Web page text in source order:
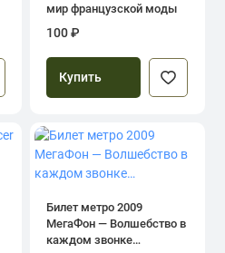
мир французской моды
100 ₽
Купить
Билет метро 2009
МегаФон — Волшебство в
каждом звонке…